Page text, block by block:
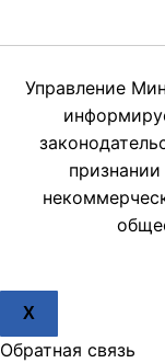
Управление
X
Обратная связь